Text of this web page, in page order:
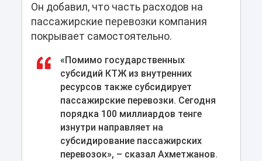
Он добавил, что часть расходов на
пассажирские перевозки компания
покрывает самостоятельно.
«Помимо государственных
субсидий КТЖ из внутренних
ресурсов также субсидирует
пассажирские перевозки. Сегодня
порядка 100 миллиардов тенге
изнутри направляет на
субсидирование пассажирских
перевозок», – сказал Ахметжанов.